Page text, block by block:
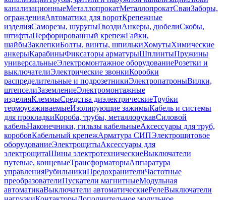
канализационныеМеталлопрокатМеталлопрокатСваиЗаборы,
огражденияАвтоматика для воротКрепежные
изделияСаморезы, шурупыГвоздиАнкеры, дюбелиСкобы,
штифтыПерфорированный крепежГайки,
шайбыЗаклепкиБолты, винты, шпилькиХомутыХимические
анкерыКарабиныФиксаторы арматурыШплинтыПружины
универсальныеЭлектромонтажное оборудованиеРозетки и
выключателиЭлектрические звонкиКоробки
распределительные и подрозетникиЭлектропатроныВилки,
штепселиЗаземлениеЭлектромонтажные
изделияКлеммыСредства диэлектрическиеТрубки
термоусаживаемыеИзолирующие зажимыКабель и системы
для прокладкиКороба, трубы, металлорукавСиловой
кабельНаконечники, гильзы кабельныеАксессуары для труб,
коробовКабельный крепежАрматура СИПЭлектрощитовое
оборудованиеЭлектрощитыАксессуары для
электрощитаШины электротехническиеВыключатели
путевые, концевыеТрансформаторыАппаратура
управленияРубильникиПредохранителиЧастотные
преобразователиПускатели магнитныеМодульная
автоматикаВыключатели автоматическиеРелеВыключатели